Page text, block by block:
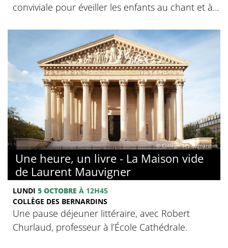
conviviale pour éveiller les enfants au chant et à...
© Collège des Bernardins
Une heure, un livre - La Maison vide
de Laurent Mauvigner
LUNDI 5 OCTOBRE À 12H45
COLLÈGE DES BERNARDINS
Une pause déjeuner littéraire, avec Robert
Churlaud, professeur à l’École Cathédrale.